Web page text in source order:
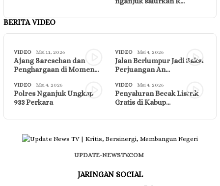
BERITA VIDEO
VIDEO Mei 11, 2026
Ajang Saresehan dan
Penghargaan di Momen…
VIDEO Mei 4, 2026
Jalan Berlumpur Jadi Saksi
Perjuangan An…
VIDEO Mei 4, 2026
Polres Nganjuk Ungkap
933 Perkara
VIDEO Mei 4, 2026
Penyaluran Becak Listrik
Gratis di Kabup…
UPDATE-NEWSTV.COM
JARINGAN SOCIAL